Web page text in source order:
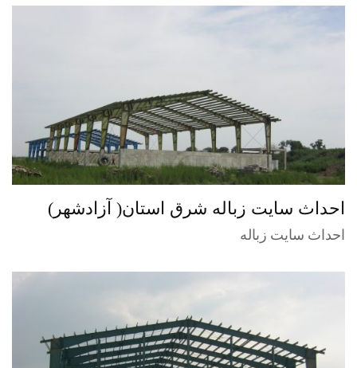
احداث سایت زباله شرق استان( آزادشهر)
احداث سایت زباله